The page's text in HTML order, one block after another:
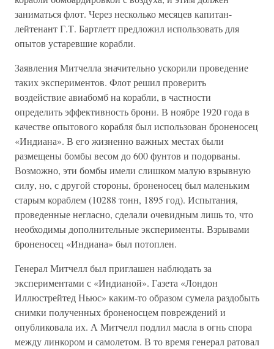
заниматься флот. Через несколько месяцев капитан-
лейтенант Г.Т. Бартлетт предложил использовать для
опытов устаревшие корабли.
Заявления Митчелла значительно ускорили проведение
таких экспериментов. Флот решил проверить
воздействие авиабомб на корабли, в частности
определить эффективность брони. В ноябре 1920 года в
качестве опытового корабля был использован броненосец
«Индиана». В его жизненно важных местах были
размещены бомбы весом до 600 фунтов и подорваны.
Возможно, эти бомбы имели слишком малую взрывную
силу, но, с другой стороны, броненосец был маленьким
старым кораблем (10288 тонн, 1895 год). Испытания,
проведенные негласно, сделали очевидным лишь то, что
необходимы дополнительные эксперименты. Взрывами
броненосец «Индиана» был потоплен.
Генерал Митчелл был приглашен наблюдать за
экспериментами с «Индианой». Газета «Лондон
Иллюстрейтед Ньюс» каким-то образом сумела раздобыть
снимки полученных броненосцем повреждений и
опубликовала их. А Митчелл подлил масла в огнь спора
между линкором и самолетом. В то время генерал ратовал